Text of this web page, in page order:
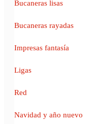
Bucaneras lisas
Bucaneras rayadas
Impresas fantasía
Ligas
Red
Navidad y año nuevo